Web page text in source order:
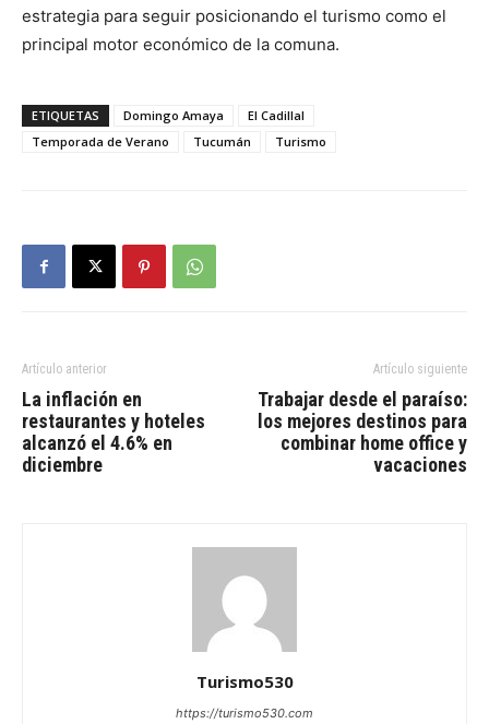
estrategia para seguir posicionando el turismo como el
principal motor económico de la comuna.
ETIQUETAS Domingo Amaya
El Cadillal
Temporada de Verano
Tucumán Turismo
Artículo anterior
La inflación en
restaurantes y hoteles
alcanzó el 4.6% en
diciembre
Artículo siguiente
Trabajar desde el paraíso:
los mejores destinos para
combinar home office y
vacaciones
Turismo530
https://turismo530.com